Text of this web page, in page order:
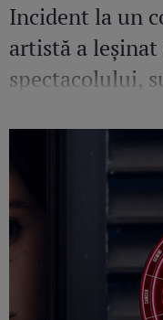
Incident la un
artistă a
spectacolului,